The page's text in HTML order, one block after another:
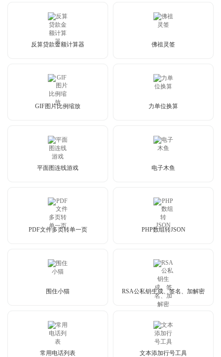
反算贷款金额计算器 佛祖灵签
GIF图片比例缩放 力单位换算
平面图连线游戏 电子木鱼
PDF文件多页转单一页 PHP数组转JSON
围住小猫 RSA公私钥生成、签名、加解密
常用电话列表 文本添加行号工具